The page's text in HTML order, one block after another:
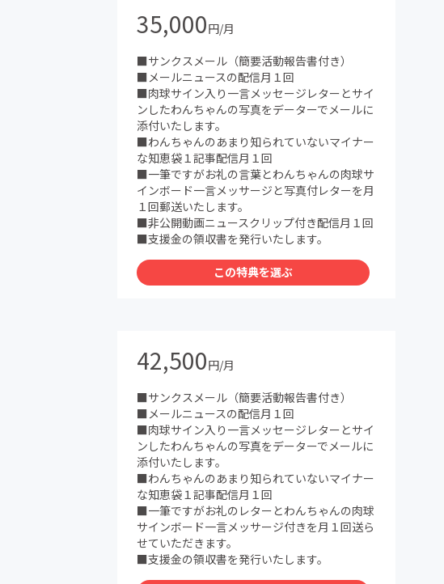
35,000円/月
■サンクスメール（簡要活動報告書付き）
■メールニュースの配信月１回
■肉球サイン入り一言メッセージレターとサイ
ンしたわんちゃんの写真をデーターでメールに
添付いたします。
■わんちゃんのあまり知られていないマイナー
な知恵袋１記事配信月１回
■一筆ですがお礼の言葉とわんちゃんの肉球サ
インボード一言メッサージと写真付レターを月
１回郵送いたします。
■非公開動画ニュースクリップ付き配信月１回
■支援金の領収書を発行いたします。
この特典を選ぶ
42,500円/月
■サンクスメール（簡要活動報告書付き）
■メールニュースの配信月１回
■肉球サイン入り一言メッセージレターとサイ
ンしたわんちゃんの写真をデーターでメールに
添付いたします。
■わんちゃんのあまり知られていないマイナー
な知恵袋１記事配信月１回
■一筆ですがお礼のレターとわんちゃんの肉球
サインボード一言メッサージ付きを月１回送ら
せていただきます。
■支援金の領収書を発行いたします。